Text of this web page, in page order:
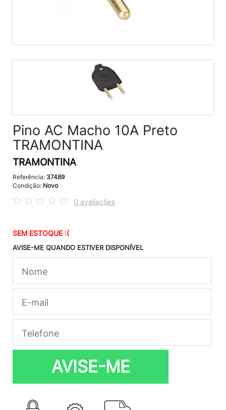
Pino AC Macho 10A Preto
TRAMONTINA
TRAMONTINA
Referência: 37489
Condição: Novo
0 avaliações
SEM ESTOQUE :(
AVISE-ME QUANDO ESTIVER DISPONÍVEL
AVISE-ME